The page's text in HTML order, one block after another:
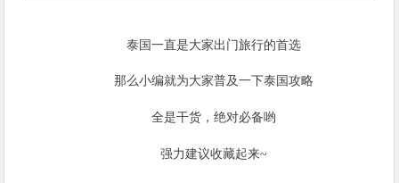
泰国一直是大家出门旅行的首选
那么小编就为大家普及一下泰国攻略
全是干货，绝对必备哟
强力建议收藏起来~